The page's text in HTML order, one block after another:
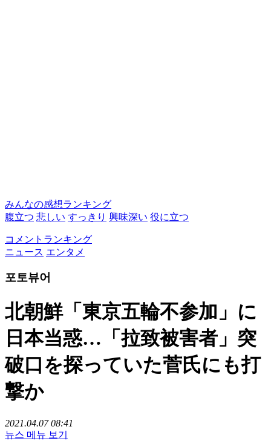
みんなの感想ランキング
腹立つ 悲しい すっきり 興味深い 役に立つ
コメントランキング
ニュース エンタメ
포토뷰어
北朝鮮「東京五輪不参加」に
日本当惑…「拉致被害者」突
破口を探っていた菅氏にも打
撃か
2021.04.07 08:41
뉴스 메뉴 보기